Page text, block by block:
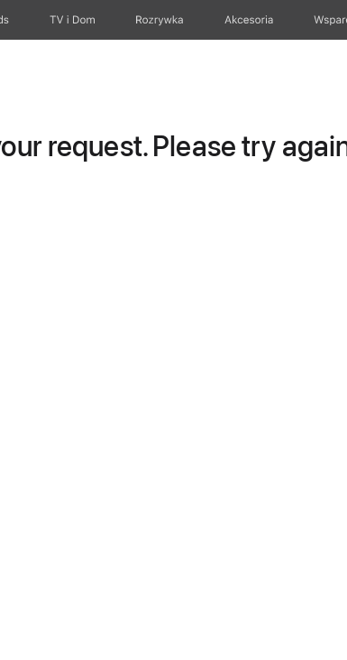
TV i Dom Rozrywka Akcesoria
request. Please try